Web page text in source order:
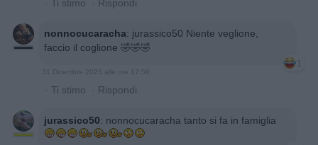
· Ti stimo · Rispondi
nonnocucaracha: jurassico50 Niente veglione,
faccio il coglione 🤣🤣🤣
1
31 Dicembre 2025 alle ore 17:56
· Ti stimo · Rispondi
jurassico50: nonnocucaracha tanto si fa in famiglia